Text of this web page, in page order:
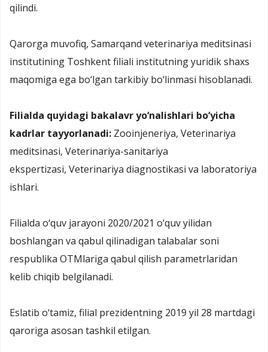
qilindi.
Qarorga muvofiq, Samarqand veterinariya meditsinasi
institutining Toshkent filiali institutning yuridik shaxs
maqomiga ega bo‘lgan tarkibiy bo‘linmasi hisoblanadi.
Filialda quyidagi bakalavr yo‘nalishlari bo‘yicha
kadrlar tayyorlanadi: Zooinjeneriya, Veterinariya
meditsinasi, Veterinariya-sanitariya
ekspertizasi, Veterinariya diagnostikasi va laboratoriya
ishlari.
Filialda o‘quv jarayoni 2020/2021 o‘quv yilidan
boshlangan va qabul qilinadigan talabalar soni
respublika OTMlariga qabul qilish parametrlaridan
kelib chiqib belgilanadi.
Eslatib o‘tamiz, filial prezidentning 2019 yil 28 martdagi
qaroriga asosan tashkil etilgan.